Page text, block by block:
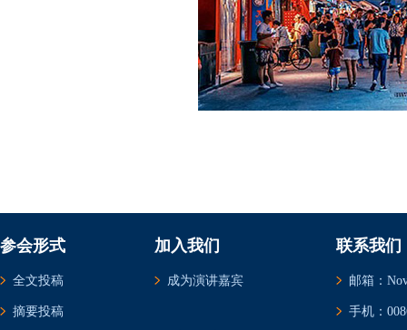
参会形式
全文投稿
摘要投稿
加入我们
成为演讲嘉宾
联系我们
邮箱：
手机：